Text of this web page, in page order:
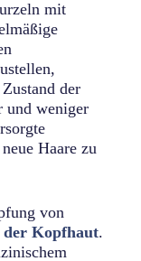
mit
der
und weniger
Haare zu
von
Kopfhaut.